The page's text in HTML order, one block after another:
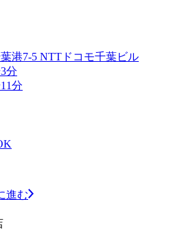
港7-5 NTTドコモ千葉ビル
分
分
進む